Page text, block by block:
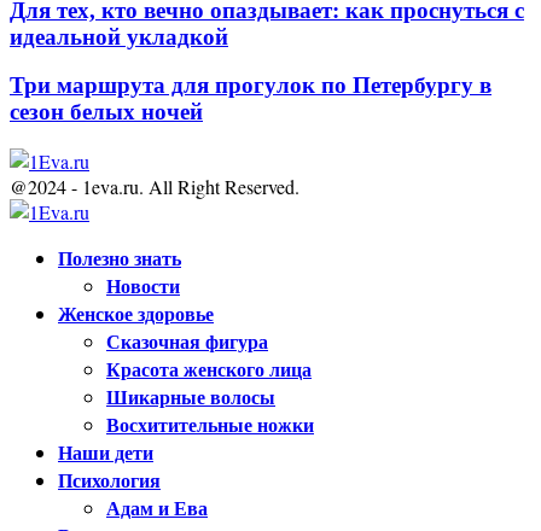
Для тех, кто вечно опаздывает: как проснуться с
идеальной укладкой
Три маршрута для прогулок по Петербургу в
сезон белых ночей
@2024 - 1eva.ru. All Right Reserved.
Полезно знать
Новости
Женское здоровье
Сказочная фигура
Красота женского лица
Шикарные волосы
Восхитительные ножки
Наши дети
Психология
Адам и Ева